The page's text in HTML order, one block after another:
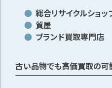
【総合受付】24
メ
総合リサイクルショッ
質屋
ブランド買取専門店
古い品物でも高価買取の可